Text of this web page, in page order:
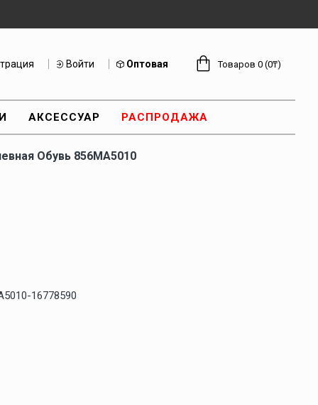
Войти Оптовая Товаров 0 (0₸)
АКСЕССУАР РАСПРОДАЖА
Обувь 856MA5010
16778590